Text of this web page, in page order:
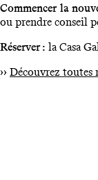
Commencer la
ou prendre conseil
Réserver : la Casa
›› Découvrez toutes